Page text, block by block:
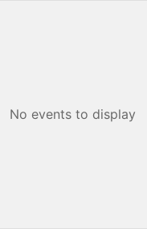
No events to display